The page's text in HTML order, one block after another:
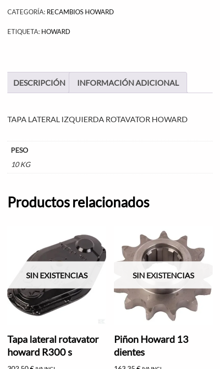
CATEGORÍA: RECAMBIOS HOWARD
ETIQUETA: HOWARD
DESCRIPCIÓN INFORMACIÓN ADICIONAL
TAPA LATERAL IZQUIERDA ROTAVATOR HOWARD
PESO
10 KG
Productos relacionados
SIN EXISTENCIAS
Tapa lateral rotavator
howard R300 s
SIN EXISTENCIAS
Piñon Howard 13
dientes